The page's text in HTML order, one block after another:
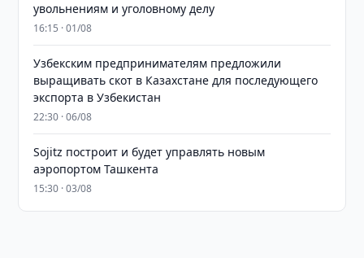
увольнениям и уголовному делу
16:15 · 01/08
Узбекским предпринимателям предложили
выращивать скот в Казахстане для последующего
экспорта в Узбекистан
22:30 · 06/08
Sojitz построит и будет управлять новым
аэропортом Ташкента
15:30 · 03/08